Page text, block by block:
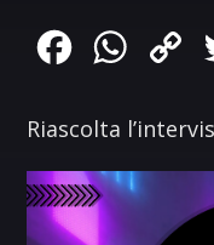
Facebook
Riascolta